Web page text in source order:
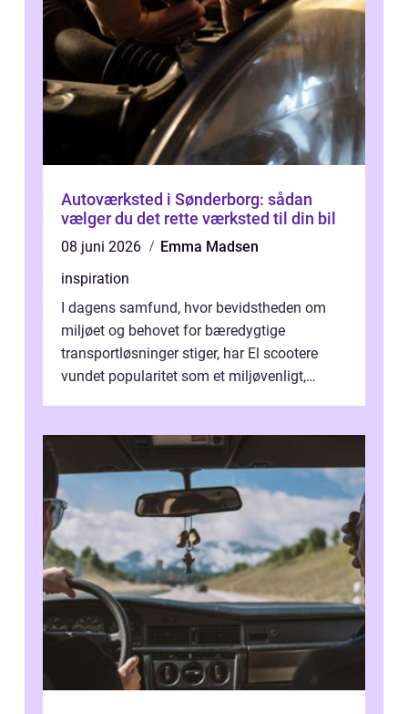
Autoværksted i Sønderborg: sådan
vælger du det rette værksted til din bil
08 juni 2026
Emma Madsen
inspiration
I dagens samfund, hvor bevidstheden om
miljøet og behovet for bæredygtige
transportløsninger stiger, har El scootere
vundet popularitet som et miljøvenligt,